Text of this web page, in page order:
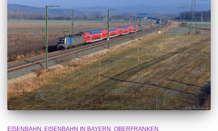
EISENBAHN EISENBAHN IN BAYERN OBERFRANKEN